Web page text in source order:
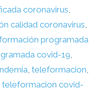
coronavirus
calidad coronavirus
programada
covid-19
teleformacion
teleformacion covid-